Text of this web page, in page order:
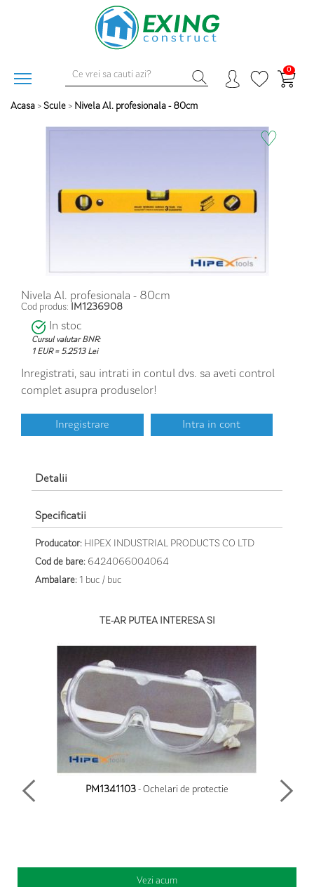
0
Acasa > Scule > Nivela Al. profesionala - 80cm
♡
Nivela Al. profesionala - 80cm
Cod produs: IM1236908
In stoc
Cursul valutar BNR:
1 EUR = 5.2513 Lei
Inregistrati, sau intrati in contul dvs. sa aveti control
complet asupra produselor!
Inregistrare Intra in cont
Detalii
Specificatii
Producator: HIPEX INDUSTRIAL PRODUCTS CO LTD
Cod de bare: 6424066004064
Ambalare: 1 buc / buc
TE-AR PUTEA INTERESA SI
PM1341103- Ochelari de protectie
Vezi acum